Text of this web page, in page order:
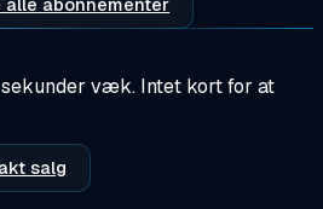
væk. Intet kort for at
salg